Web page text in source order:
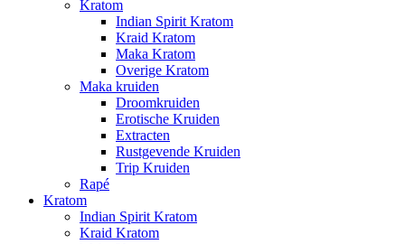
Kratom
Indian Spirit Kratom
Kraid Kratom
Maka Kratom
Overige Kratom
Maka kruiden
Droomkruiden
Erotische Kruiden
Extracten
Rustgevende Kruiden
Trip Kruiden
Rapé
Kratom
Indian Spirit Kratom
Kraid Kratom